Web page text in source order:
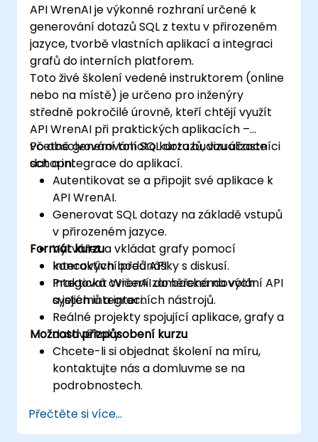
API WrenAI je výkonné rozhraní určené k
generování dotazů SQL z textu v přirozeném
jazyce, tvorbě vlastních aplikací a integraci
grafů do interních platforem.
Toto živé školení vedené instruktorem (online
nebo na místě) je určeno pro inženýry
středně pokročilé úrovně, kteří chtějí využít
API WrenAI při praktických aplikacích –
včetně generování SQL dotazů, vizualizace
dat a integrace do aplikací.
Po absolvování tohoto kurzu budou účastníci
schopni:
Autentikovat se a připojit své aplikace k
API WrenAI.
Generovat SQL dotazy na základě vstupů
v přirozeném jazyce.
Vytvářet a vkládat grafy pomocí
koncových bodů API.
Integovat WrenAI do backendových
systémů a interních nástrojů.
Formát kurzu
Interaktivní přednášky s diskusí.
Praktická cvičení zaměřená na volání API
a jejich integraci.
Reálné projekty spojující aplikace, grafy a
datové toky.
Možnosti přizpůsobení kurzu
Chcete-li si objednat školení na míru,
kontaktujte nás a domluvme se na
podrobnostech.
Přečtěte si více...